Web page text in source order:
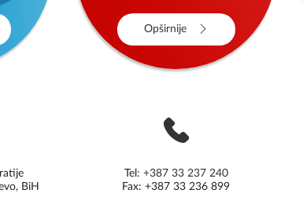
Opširnije
BiH
Tel: +387 33 237 240
Fax: +387 33 236 899